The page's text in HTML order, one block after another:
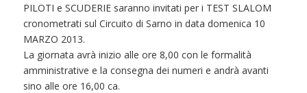
PILOTI e SCUDERIE saranno invitati per i TEST SLALOM
cronometrati sul Circuito di Sarno in data domenica 10
MARZO 2013.
La giornata avrà inizio alle ore 8,00 con le formalità
amministrative e la consegna dei numeri e andrà avanti
sino alle ore 16,00 ca.